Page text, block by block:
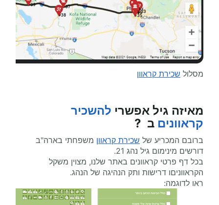
מסלול שכירת קראוון
מאיזה גיל אפשרי להשכיר
קראוונים ב ?
ברובם המכריע של שכירת קראוון משפחתי בארה"ב
דורשים מינימום גיל נהג 21.
בכל דף פרטי קראוונים באתר שלנו, מצוין משקל
הקראווניםו דרישות ותק הנהיגה של הנהג.
ראו לדוגמה: